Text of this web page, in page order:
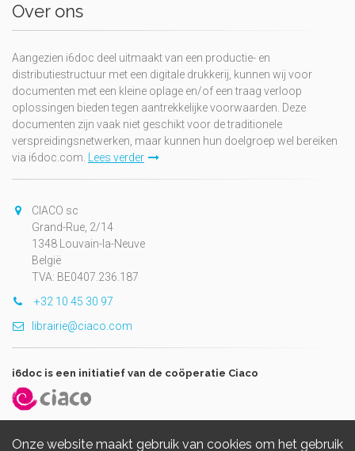
Onze website maakt gebruik van cookies om het gebruik
Over ons
Aangezien i6doc deel uitmaakt van een productie- en
distributiestructuur met een digitale drukkerij, kunnen wij voor
documenten met een kleine oplage en/of een traag verloop
oplossingen bieden tegen aantrekkelijke voorwaarden. Deze
documenten zijn vaak niet geschikt voor de traditionele
verspreidingsnetwerken, maar kunnen hun doelgroep wel bereiken
via i6doc.com. Lees verder
CIACO sc
Grand-Rue, 2/14
1348 Louvain-la-Neuve
België
TVA: BE0407.236.187
+32 10 45 30 97
librairie@ciaco.com
i6doc is een initiatief van de coöperatie Ciaco